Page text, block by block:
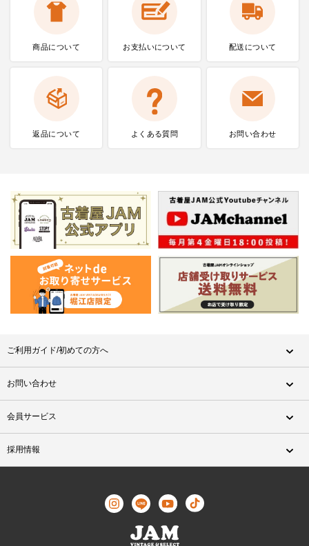
商品について お支払いについて 配送について
返品について よくある質問 お問い合わせ
ご利用ガイド/初めての方へ
お問い合わせ
会員サービス
採用情報